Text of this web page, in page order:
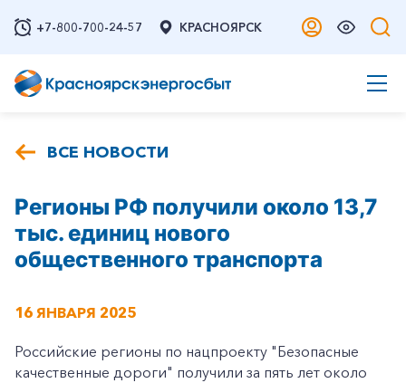
+7-800-700-24-57 КРАСНОЯРСК
ВСЕ НОВОСТИ
Регионы РФ получили около 13,7
тыс. единиц нового
общественного транспорта
16 ЯНВАРЯ 2025
Российские регионы по нацпроекту "Безопасные
качественные дороги" получили за пять лет около